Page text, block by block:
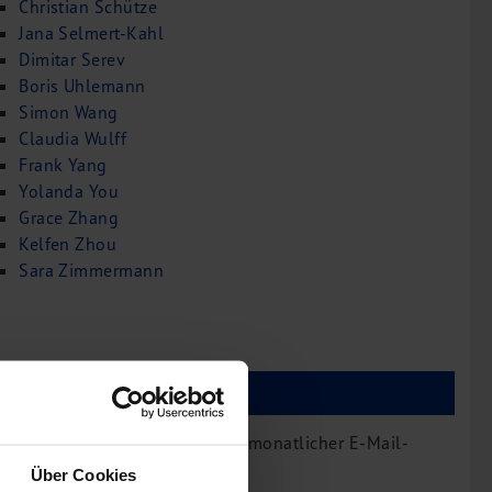
Über Cookies
Christian Schütze
Jana Selmert-Kahl
Dimitar Serev
Boris Uhlemann
Simon Wang
Claudia Wulff
Frank Yang
Yolanda You
Grace Zhang
Kelfen Zhou
Sara Zimmermann
bdp Newsletter
bdp aktuell erscheint auch als monatlicher E-Mail-
Newsletter.